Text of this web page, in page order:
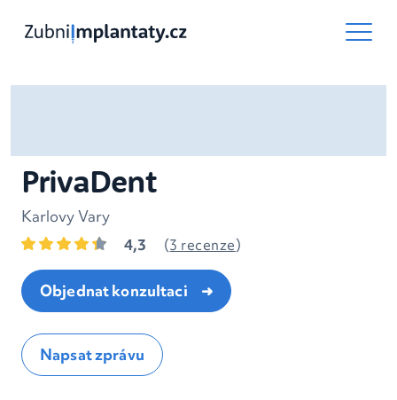
PrivaDent
Karlovy Vary
4,3
(3 recenze)
Objednat konzultaci
Napsat zprávu